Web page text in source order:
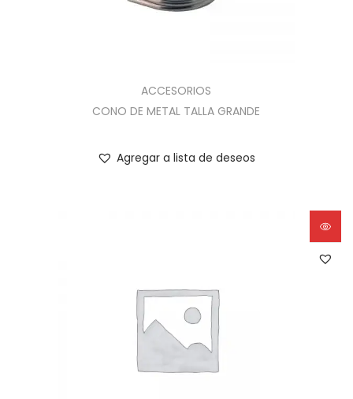
ACCESORIOS
CONO DE METAL TALLA GRANDE
Agregar a lista de deseos